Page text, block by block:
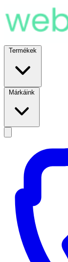
Termékek
Márkáink